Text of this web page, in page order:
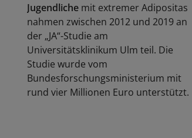
Jugendliche mit extremer Adipositas
nahmen zwischen 2012 und 2019 an
der „JA“-Studie am
Universitätsklinikum Ulm teil. Die
Studie wurde vom
Bundesforschungsministerium mit
rund vier Millionen Euro unterstützt.